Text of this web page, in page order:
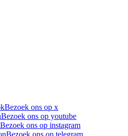
Bezoek ons op x
Bezoek ons op youtube
Bezoek ons op instagram
Bezoek ons op telegram